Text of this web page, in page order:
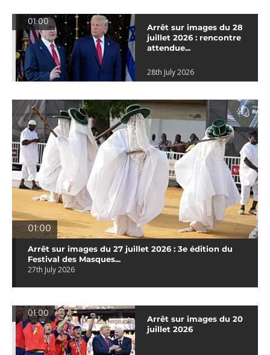
01:00
Arrêt sur images du 28
juillet 2026 : rencontre
attendue...
28th July 2026
01:00
Arrêt sur images du 27 juillet 2026 : 3e édition du
Festival des Masques...
27th July 2026
01:00
Arrêt sur images du 20
juillet 2026